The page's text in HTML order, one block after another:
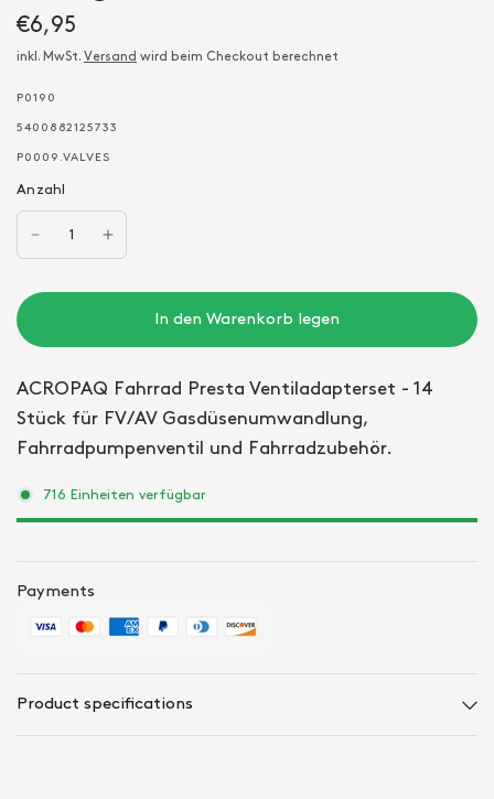
€6,95
inkl. MwSt. Versand wird beim Checkout berechnet
P0190
5400882125733
P0009.VALVES
Anzahl
In den Warenkorb legen
ACROPAQ Fahrrad Presta Ventiladapterset - 14
Stück für FV/AV Gasdüsenumwandlung,
Fahrradpumpenventil und Fahrradzubehör.
716 Einheiten verfügbar
Payments
Product specifications